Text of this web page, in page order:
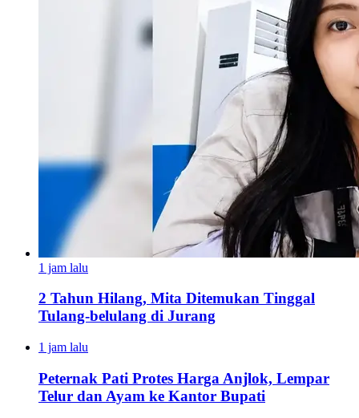
1 jam lalu
2 Tahun Hilang, Mita Ditemukan Tinggal
Tulang-belulang di Jurang
1 jam lalu
Peternak Pati Protes Harga Anjlok, Lempar
Telur dan Ayam ke Kantor Bupati